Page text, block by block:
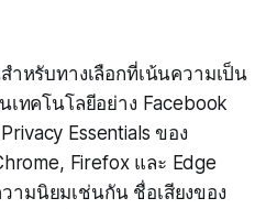
ำหรับทางเลือกที่เน้นความเป็น
ทคโนโลยีอย่าง Facebook
Essentials ของ
Firefox และ Edge
ามนิยมเช่นกัน ชื่อเสียงของ